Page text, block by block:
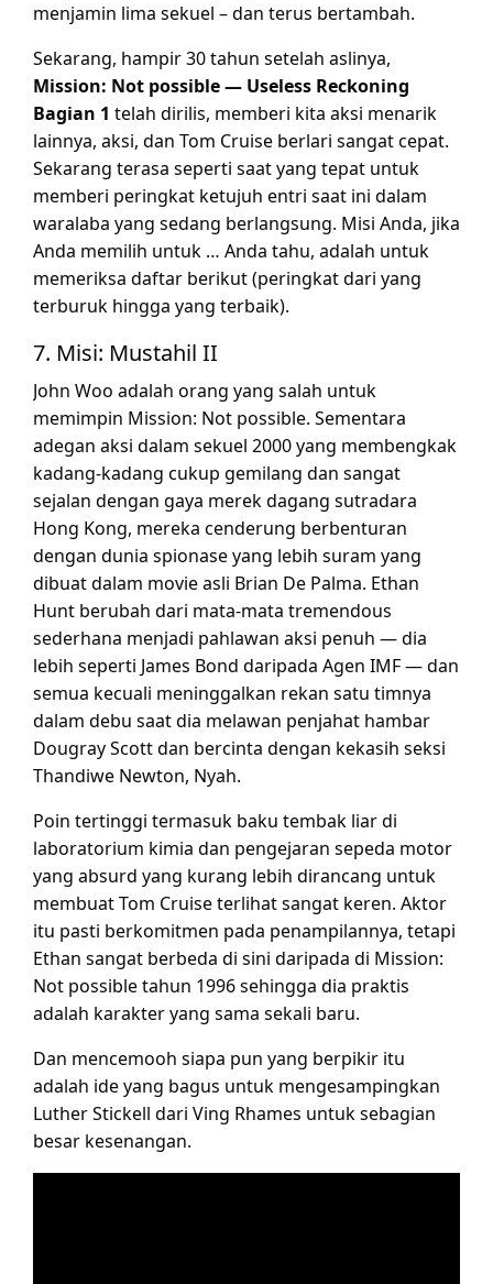
menjamin lima sekuel – dan terus bertambah.
Sekarang, hampir 30 tahun setelah aslinya,
Mission: Not possible — Useless Reckoning
Bagian 1 telah dirilis, memberi kita aksi menarik
lainnya, aksi, dan Tom Cruise berlari sangat cepat.
Sekarang terasa seperti saat yang tepat untuk
memberi peringkat ketujuh entri saat ini dalam
waralaba yang sedang berlangsung. Misi Anda, jika
Anda memilih untuk … Anda tahu, adalah untuk
memeriksa daftar berikut (peringkat dari yang
terburuk hingga yang terbaik).
7. Misi: Mustahil II
John Woo adalah orang yang salah untuk
memimpin Mission: Not possible. Sementara
adegan aksi dalam sekuel 2000 yang membengkak
kadang-kadang cukup gemilang dan sangat
sejalan dengan gaya merek dagang sutradara
Hong Kong, mereka cenderung berbenturan
dengan dunia spionase yang lebih suram yang
dibuat dalam movie asli Brian De Palma. Ethan
Hunt berubah dari mata-mata tremendous
sederhana menjadi pahlawan aksi penuh — dia
lebih seperti James Bond daripada Agen IMF — dan
semua kecuali meninggalkan rekan satu timnya
dalam debu saat dia melawan penjahat hambar
Dougray Scott dan bercinta dengan kekasih seksi
Thandiwe Newton, Nyah.
Poin tertinggi termasuk baku tembak liar di
laboratorium kimia dan pengejaran sepeda motor
yang absurd yang kurang lebih dirancang untuk
membuat Tom Cruise terlihat sangat keren. Aktor
itu pasti berkomitmen pada penampilannya, tetapi
Ethan sangat berbeda di sini daripada di Mission:
Not possible tahun 1996 sehingga dia praktis
adalah karakter yang sama sekali baru.
Dan mencemooh siapa pun yang berpikir itu
adalah ide yang bagus untuk mengesampingkan
Luther Stickell dari Ving Rhames untuk sebagian
besar kesenangan.